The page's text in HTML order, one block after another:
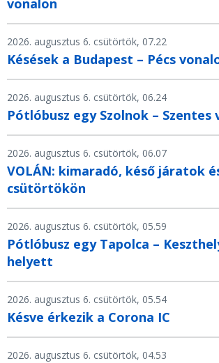
2026. augusztus 6. csütörtök, 07.22
Késések a Budapest – Pécs
2026. augusztus 6. csütörtök, 06.24
Pótlóbusz egy Szolnok –
2026. augusztus 6. csütörtök, 06.07
VOLÁN: kimaradó, késő járatok
csütörtökön
2026. augusztus 6. csütörtök, 05.59
Pótlóbusz egy Tapolca –
helyett
2026. augusztus 6. csütörtök, 05.54
Késve érkezik a Corona IC
2026. augusztus 6. csütörtök, 04.53